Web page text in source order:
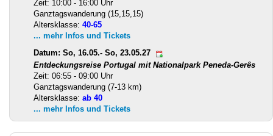
Zeit: 10:00 - 16:00 Uhr
Ganztagswanderung (15,15,15)
Altersklasse: 40-65
... mehr Infos und Tickets
Datum: So, 16.05.- So, 23.05.27
Entdeckungsreise Portugal mit Nationalpark Peneda-Gerês
Zeit: 06:55 - 09:00 Uhr
Ganztagswanderung (7-13 km)
Altersklasse: ab 40
... mehr Infos und Tickets